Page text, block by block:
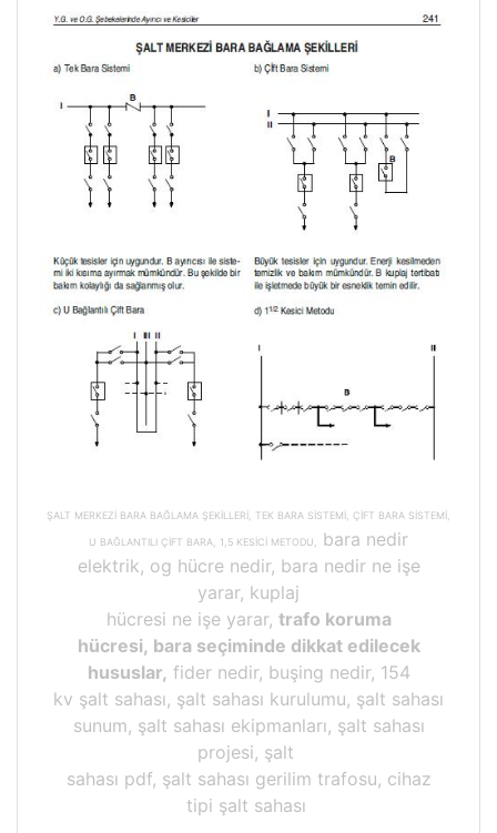
ŞALT MERKEZİ BARA BAĞLAMA ŞEKİLLERİ, TEK BARA SİSTEMİ, ÇİFT BARA SİSTEMİ,
U BAĞLANTILI ÇİFT BARA, 1,5 KESİCİ METODU,
bara nedir
elektrik, og hücre nedir, bara nedir ne işe
yarar, kuplaj
hücresi ne işe yarar, trafo koruma
hücresi, bara seçiminde dikkat edilecek
hususlar, fider nedir, buşing nedir, 154
kv şalt sahası, şalt sahası kurulumu, şalt sahası
sunum, şalt sahası ekipmanları, şalt sahası
projesi, şalt
sahası pdf, şalt sahası gerilim trafosu, cihaz
tipi şalt sahası